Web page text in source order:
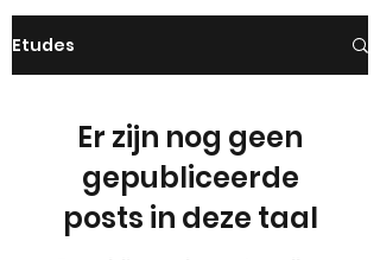
Etudes
Er zijn nog geen
gepubliceerde
posts in deze taal